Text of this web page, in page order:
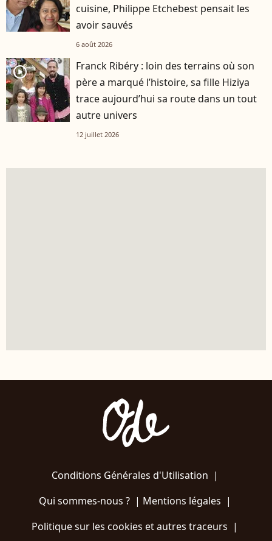
cuisine, Philippe Etchebest pensait les
avoir sauvés
6 août 2026
player2
Franck Ribéry : loin des terrains où son
père a marqué l’histoire, sa fille Hiziya
trace aujourd’hui sa route dans un tout
autre univers
12 juillet 2026
Conditions Générales d'Utilisation |
Qui sommes-nous ?| Mentions légales |
Politique sur les cookies et autres traceurs |